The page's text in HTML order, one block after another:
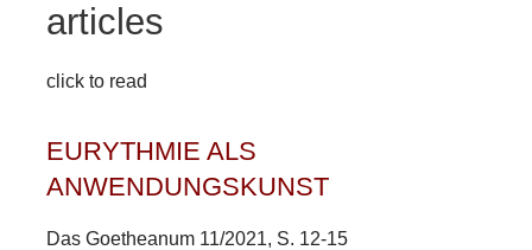
articles
click to read
EURYTHMIE ALS
ANWENDUNGSKUNST
Das Goetheanum 11/2021, S. 12-15